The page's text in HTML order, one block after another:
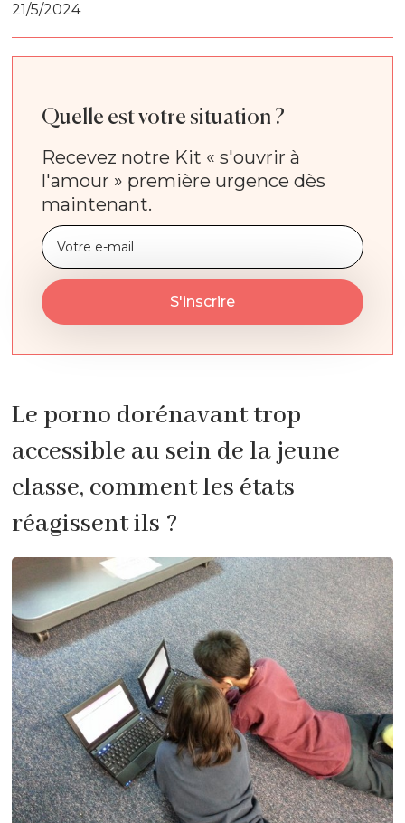
21/5/2024
Quelle est votre situation ?
Recevez notre Kit « s'ouvrir à
l'amour » première urgence dès
maintenant.
Le porno dorénavant trop
accessible au sein de la jeune
classe, comment les états
réagissent ils ?